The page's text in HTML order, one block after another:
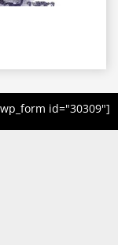
id="30309"]